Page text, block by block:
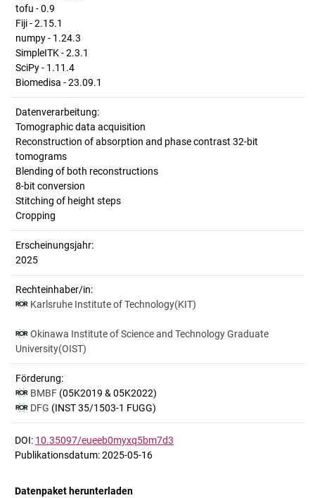
tofu - 0.9
Fiji - 2.15.1
numpy - 1.24.3
SimpleITK - 2.3.1
SciPy - 1.11.4
Biomedisa - 23.09.1
Datenverarbeitung:
Tomographic data acquisition
Reconstruction of absorption and phase contrast 32-bit
tomograms
Blending of both reconstructions
8-bit conversion
Stitching of height steps
Cropping
Erscheinungsjahr:
2025
Rechteinhaber/in:
Karlsruhe Institute of Technology(KIT)
Okinawa Institute of Science and Technology Graduate
University(OIST)
Förderung:
BMBF (05K2019 & 05K2022)
DFG (INST 35/1503-1 FUGG)
DOI: 10.35097/eueeb0myxq5bm7d3
Publikationsdatum: 2025-05-16
Datenpaket herunterladen